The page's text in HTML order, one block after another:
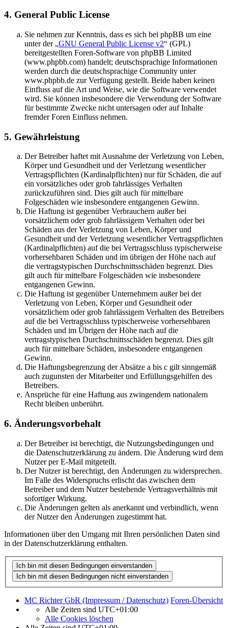
4. General Public License
Sie nehmen zur Kenntnis, dass es sich bei phpBB um eine
unter der „GNU General Public License v2“ (GPL)
bereitgestellten Foren-Software von phpBB Limited
(www.phpbb.com) handelt; deutschsprachige Informationen
werden durch die deutschsprachige Community unter
www.phpbb.de zur Verfügung gestellt. Beide haben keinen
Einfluss auf die Art und Weise, wie die Software verwendet
wird. Sie können insbesondere die Verwendung der Software
für bestimmte Zwecke nicht untersagen oder auf Inhalte
fremder Foren Einfluss nehmen.
5. Gewährleistung
Der Betreiber haftet mit Ausnahme der Verletzung von Leben,
Körper und Gesundheit und der Verletzung wesentlicher
Vertragspflichten (Kardinalpflichten) nur für Schäden, die auf
ein vorsätzliches oder grob fahrlässiges Verhalten
zurückzuführen sind. Dies gilt auch für mittelbare
Folgeschäden wie insbesondere entgangenen Gewinn.
Die Haftung ist gegenüber Verbrauchern außer bei
vorsätzlichem oder grob fahrlässigem Verhalten oder bei
Schäden aus der Verletzung von Leben, Körper und
Gesundheit und der Verletzung wesentlicher Vertragspflichten
(Kardinalpflichten) auf die bei Vertragsschluss typischerweise
vorhersehbaren Schäden und im übrigen der Höhe nach auf
die vertragstypischen Durchschnittsschäden begrenzt. Dies
gilt auch für mittelbare Folgeschäden wie insbesondere
entgangenen Gewinn.
Die Haftung ist gegenüber Unternehmern außer bei der
Verletzung von Leben, Körper und Gesundheit oder
vorsätzlichem oder grob fahrlässigem Verhalten des Betreibers
auf die bei Vertragsschluss typischerweise vorhersehbaren
Schäden und im Übrigen der Höhe nach auf die
vertragstypischen Durchschnittsschäden begrenzt. Dies gilt
auch für mittelbare Schäden, insbesondere entgangenen
Gewinn.
Die Haftungsbegrenzung der Absätze a bis c gilt sinngemäß
auch zugunsten der Mitarbeiter und Erfüllungsgehilfen des
Betreibers.
Ansprüche für eine Haftung aus zwingendem nationalem
Recht bleiben unberührt.
6. Änderungsvorbehalt
Der Betreiber ist berechtigt, die Nutzungsbedingungen und
die Datenschutzerklärung zu ändern. Die Änderung wird dem
Nutzer per E-Mail mitgeteilt.
Der Nutzer ist berechtigt, den Änderungen zu widersprechen.
Im Falle des Widerspruchs erlischt das zwischen dem
Betreiber und dem Nutzer bestehende Vertragsverhältnis mit
sofortiger Wirkung.
Die Änderungen gelten als anerkannt und verbindlich, wenn
der Nutzer den Änderungen zugestimmt hat.
Informationen über den Umgang mit Ihren persönlichen Daten sind
in der Datenschutzerklärung enthalten.
MC Richter GbR (Impressum / Datenschutz) Foren-Übersicht
Alle Zeiten sind UTC+01:00
Alle Cookies löschen